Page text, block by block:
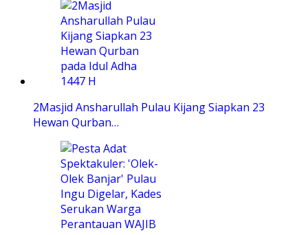
2Masjid Ansharullah Pulau Kijang Siapkan 23
Hewan Qurban…